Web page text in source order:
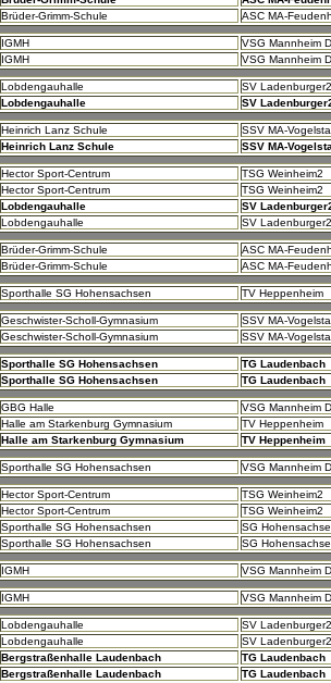
Brüder-Grimm-Schule ASC MA-
IGMH
VSG Mannheim
IGMH VSG Mannheim
Lobdengauhalle
SV
Lobdengauhalle SV
Heinrich Lanz Schule
SSV MA-
Heinrich Lanz Schule SSV MA-
Hector Sport-Centrum
TSG Weinheim2
Hector Sport-Centrum
TSG Weinheim2
Lobdengauhalle
SV
Lobdengauhalle SV
Brüder-Grimm-Schule
ASC MA-
Brüder-Grimm-Schule ASC MA-
Sporthalle SG Hohensachsen TV Heppenheim
Geschwister-Scholl-Gymnasium
SSV MA-
Geschwister-Scholl-Gymnasium SSV MA-
Sporthalle SG Hohensachsen
TG Laudenbach
Sporthalle SG Hohensachsen TG Laudenbach
GBG Halle
VSG Mannheim
Halle am Starkenburg Gymnasium
TV Heppenheim
Halle am Starkenburg Gymnasium TV Heppenheim
Sporthalle SG Hohensachsen VSG Mannheim
Hector Sport-Centrum
TSG Weinheim2
Hector Sport-Centrum
TSG Weinheim2
Sporthalle SG Hohensachsen
SG
Sporthalle SG Hohensachsen SG
IGMH VSG Mannheim
IGMH VSG Mannheim
Lobdengauhalle
SV
Lobdengauhalle
SV
Bergstraßenhalle Laudenbach
TG Laudenbach
Bergstraßenhalle Laudenbach TG Laudenbach